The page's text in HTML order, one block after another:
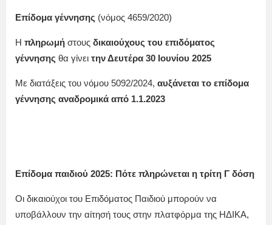
Επίδομα γέννησης (νόμος 4659/2020)
Η πληρωμή στους δικαιούχους του επιδόματος
γέννησης θα γίνει την Δευτέρα 30 Ιουνίου 2025
Με διατάξεις του νόμου 5092/2024, αυξάνεται το επίδομα
γέννησης αναδρομικά από 1.1.2023
Επίδομα παιδιού 2025: Πότε πληρώνεται η τρίτη Γ δόση
Οι δικαιούχοι του Επιδόματος Παιδιού μπορούν να
υποβάλλουν την αίτησή τους στην πλατφόρμα της ΗΔΙΚΑ,